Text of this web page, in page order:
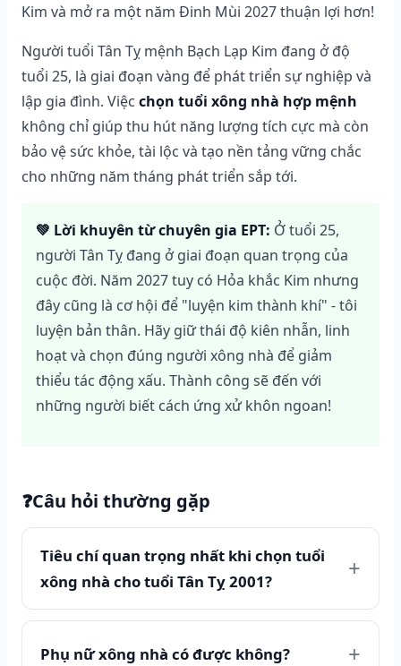
Kim và mở ra một năm Đinh Mùi 2027 thuận lợi hơn!
Người tuổi Tân Tỵ mệnh Bạch Lạp Kim đang ở độ
tuổi 25, là giai đoạn vàng để phát triển sự nghiệp và
lập gia đình. Việc chọn tuổi xông nhà hợp mệnh
không chỉ giúp thu hút năng lượng tích cực mà còn
bảo vệ sức khỏe, tài lộc và tạo nền tảng vững chắc
cho những năm tháng phát triển sắp tới.
💚 Lời khuyên từ chuyên gia EPT: Ở tuổi 25,
người Tân Tỵ đang ở giai đoạn quan trọng của
cuộc đời. Năm 2027 tuy có Hỏa khắc Kim nhưng
đây cũng là cơ hội để "luyện kim thành khí" - tôi
luyện bản thân. Hãy giữ thái độ kiên nhẫn, linh
hoạt và chọn đúng người xông nhà để giảm
thiểu tác động xấu. Thành công sẽ đến với
những người biết cách ứng xử khôn ngoan!
❓Câu hỏi thường gặp
Tiêu chí quan trọng nhất khi chọn tuổi
xông nhà cho tuổi Tân Tỵ 2001?
Phụ nữ xông nhà có được không?